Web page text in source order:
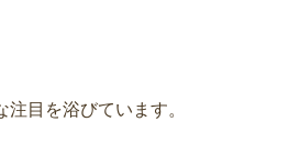
目を浴びています。